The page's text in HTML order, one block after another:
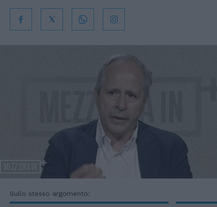
Sullo stesso argomento: